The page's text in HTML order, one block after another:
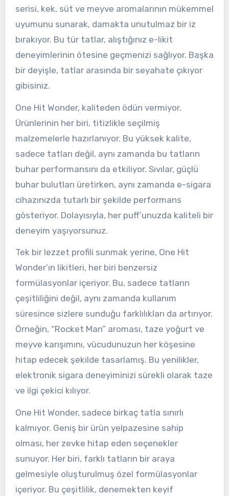
serisi, kek, süt ve meyve aromalarının mükemmel
uyumunu sunarak, damakta unutulmaz bir iz
bırakıyor. Bu tür tatlar, alıştığınız e-likit
deneyimlerinin ötesine geçmenizi sağlıyor. Başka
bir deyişle, tatlar arasında bir seyahate çıkıyor
gibisiniz.
One Hit Wonder, kaliteden ödün vermiyor.
Ürünlerinin her biri, titizlikle seçilmiş
malzemelerle hazırlanıyor. Bu yüksek kalite,
sadece tatları değil, aynı zamanda bu tatların
buhar performansını da etkiliyor. Sıvılar, güçlü
buhar bulutları üretirken, aynı zamanda e-sigara
cihazınızda tutarlı bir şekilde performans
gösteriyor. Dolayısıyla, her puff’unuzda kaliteli bir
deneyim yaşıyorsunuz.
Tek bir lezzet profili sunmak yerine, One Hit
Wonder’ın likitleri, her biri benzersiz
formülasyonlar içeriyor. Bu, sadece tatların
çeşitliliğini değil, aynı zamanda kullanım
süresince sizlere sunduğu farklılıkları da artırıyor.
Örneğin, “Rocket Man” aroması, taze yoğurt ve
meyve karışımını, vücudunuzun her köşesine
hitap edecek şekilde tasarlamış. Bu yenilikler,
elektronik sigara deneyiminizi sürekli olarak taze
ve ilgi çekici kılıyor.
One Hit Wonder, sadece birkaç tatla sınırlı
kalmıyor. Geniş bir ürün yelpazesine sahip
olması, her zevke hitap eden seçenekler
sunuyor. Her biri, farklı tatların bir araya
gelmesiyle oluşturulmuş özel formülasyonlar
içeriyor. Bu çeşitlilik, denemekten keyif